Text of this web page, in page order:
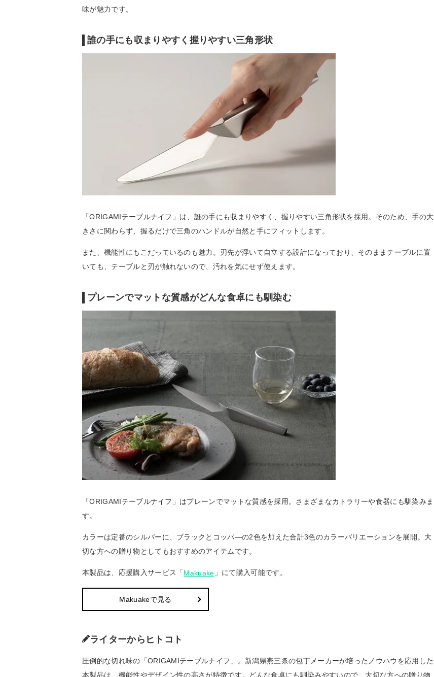
味が魅力です。
誰の手にも収まりやすく握りやすい三角形状
「ORIGAMIテーブルナイフ」は、誰の手にも収まりやすく、握りやすい三角形状を採用。そのため、手の大
きさに関わらず、握るだけで三角のハンドルが自然と手にフィットします。
また、機能性にもこだっているのも魅力。刃先が浮いて自立する設計になっており、そのままテーブルに置
いても、テーブルと刃が触れないので、汚れを気にせず使えます。
プレーンでマットな質感がどんな食卓にも馴染む
「ORIGAMIテーブルナイフ」はプレーンでマットな質感を採用。さまざまなカトラリーや食器にも馴染みま
す。
カラーは定番のシルバーに、ブラックとコッパ―の2色を加えた合計3色のカラーバリエーションを展開。大
切な方への贈り物としてもおすすめのアイテムです。
本製品は、応援購入サービス「Makuake 」にて購入可能です。
Makuakeで見る
ライターからヒトコト
圧倒的な切れ味の「ORIGAMIテーブルナイフ」。新潟県燕三条の包丁メーカーが培ったノウハウを応用した
本製品は、機能性やデザイン性の高さが特徴です。どんな食卓にも馴染みやすいので、大切な方への贈り物